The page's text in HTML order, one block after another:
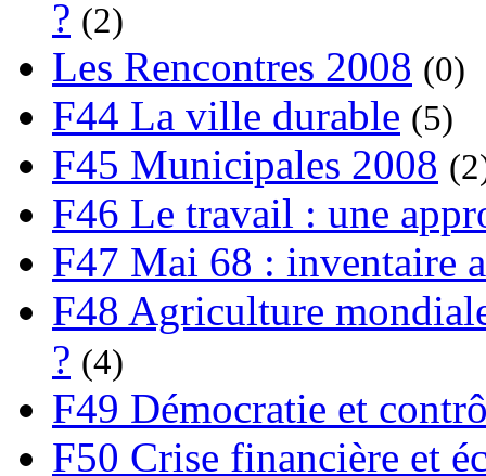
? (2)
Les Rencontres 2008 (0)
F44 La ville durable (5)
F45 Municipales 2008
F46 Le travail : une
F47 Mai 68 : inventaire
F48 Agriculture
? (4)
F49 Démocratie et
F50 Crise financière et